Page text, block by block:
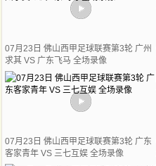
07月23日 佛山西甲足球联赛第3轮 广州
求其 VS 广东飞马 全场录像
07月23日 佛山西甲足球联赛第3轮 广东
客家青年 VS 三七互娱 全场录像